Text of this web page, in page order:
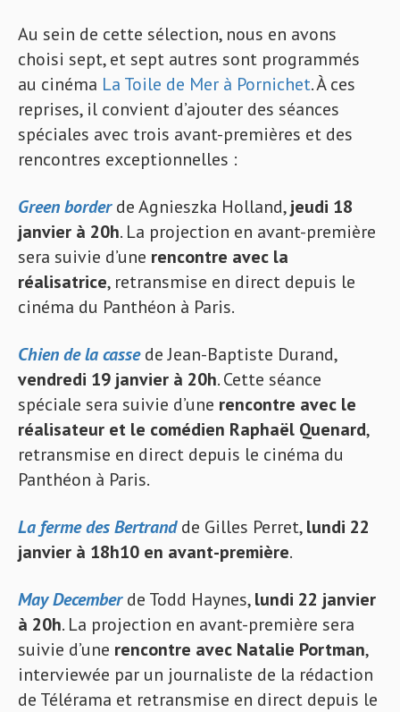
Au sein de cette sélection, nous en avons
choisi sept, et sept autres sont programmés
au cinéma La Toile de Mer à Pornichet. À ces
reprises, il convient d’ajouter des séances
spéciales avec trois avant-premières et des
rencontres exceptionnelles :
Green borderde Agnieszka Holland,jeudi 18
janvier à 20h. La projection en avant-première
sera suivie d’une rencontre avec la
réalisatrice, retransmise en direct depuis le
cinéma du Panthéon à Paris.
Chien de la cassede Jean-Baptiste Durand,
vendredi 19 janvier à 20h. Cette séance
spéciale sera suivie d’une rencontre avec le
réalisateur et le comédien Raphaël Quenard,
retransmise en direct depuis le cinéma du
Panthéon à Paris.
La ferme des Bertrandde Gilles Perret,lundi 22
janvier à 18h10 en avant-première.
May Decemberde Todd Haynes,lundi 22 janvier
à 20h. La projection en avant-première sera
suivie d’une rencontre avec Natalie Portman,
interviewée par un journaliste de la rédaction
de Télérama et retransmise en direct depuis le